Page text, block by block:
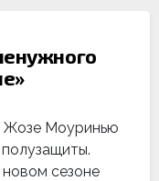
Жозе Моуринью
сезоне